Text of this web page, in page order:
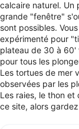
calcaire naturel. Un
grande "fenêtre"
sont possibles.
expérimenté pour
plateau de 30 à 60'
pour tous les
Les tortues de mer
observées par les
Les raies, le thon
ce site, alors